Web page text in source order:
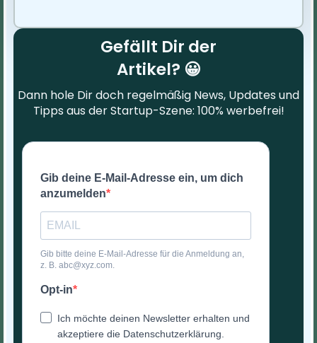
Gefällt Dir der
Artikel? 😀
Dann hole Dir doch regelmäßig News, Updates und
Tipps aus der Startup-Szene: 100% werbefrei!
Gib deine E-Mail-Adresse ein, um dich
anzumelden
Gib bitte deine E-Mail-Adresse für die Anmeldung an,
z. B. abc@xyz.com.
Opt-in
Ich möchte deinen Newsletter erhalten und
akzeptiere die Datenschutzerklärung.